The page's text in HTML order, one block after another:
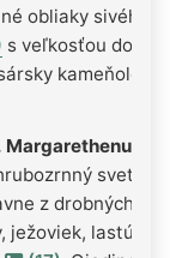
obliaky sivého
s veľkosťou do
Margarethenu
svetlý
z drobných
ježoviek,